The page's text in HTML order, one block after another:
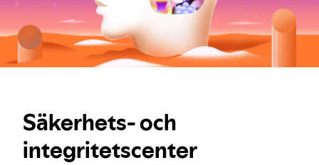
Säkerhets‑ och
integritetscenter